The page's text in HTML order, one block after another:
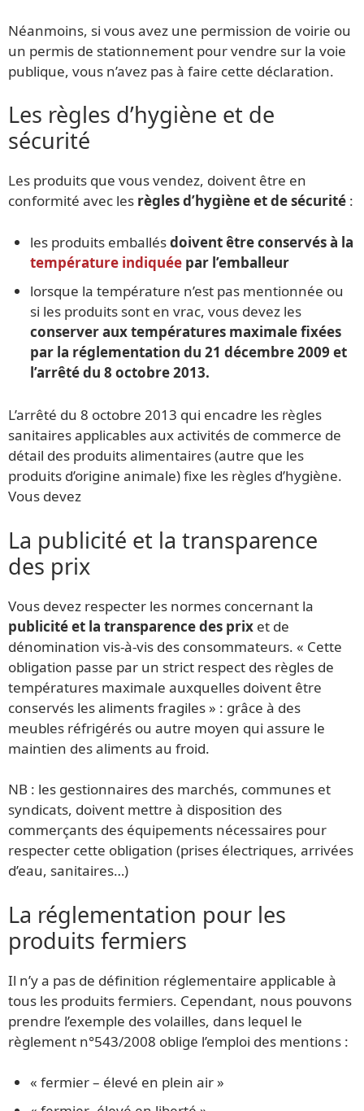
Néanmoins, si vous avez une permission de voirie ou
un permis de stationnement pour vendre sur la voie
publique, vous n’avez pas à faire cette déclaration.
Les règles d’hygiène et de
sécurité
Les produits que vous vendez, doivent être en
conformité avec les règles d’hygiène et de sécurité :
les produits emballésdoivent être conservés à la
température indiquée par l’emballeur
lorsque la température n’est pas mentionnée ou
si les produits sont en vrac, vous devez les
conserver aux températures maximale fixées
par la réglementation du 21 décembre 2009 et
l’arrêté du 8 octobre 2013.
L’arrêté du 8 octobre 2013 qui encadre les règles
sanitaires applicables aux activités de commerce de
détail des produits alimentaires (autre que les
produits d’origine animale) fixe les règles d’hygiène.
Vous devez
La publicité et la transparence
des prix
Vous devez respecter les normes concernant la
publicité et la transparence des prix et de
dénomination vis-à-vis des consommateurs. « Cette
obligation passe par un strict respect des règles de
températures maximale auxquelles doivent être
conservés les aliments fragiles » : grâce à des
meubles réfrigérés ou autre moyen qui assure le
maintien des aliments au froid.
NB : les gestionnaires des marchés, communes et
syndicats, doivent mettre à disposition des
commerçants des équipements nécessaires pour
respecter cette obligation (prises électriques, arrivées
d’eau, sanitaires…)
La réglementation pour les
produits fermiers
Il n’y a pas de définition réglementaire applicable à
tous les produits fermiers. Cependant, nous pouvons
prendre l’exemple des volailles, dans lequel le
règlement n°543/2008 oblige l’emploi des mentions :
« fermier – élevé en plein air »